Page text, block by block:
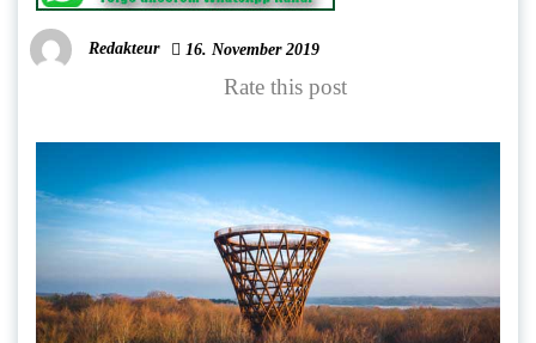
Redakteur 16. November 2019
Rate this post